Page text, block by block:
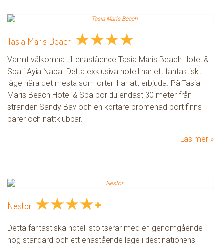
Tasia Maris Beach ★★★★
Varmt välkomna till enastående Tasia Maris Beach Hotel &
Spa i Ayia Napa. Detta exklusiva hotell har ett fantastiskt
läge nära det mesta som orten har att erbjuda. På Tasia
Maris Beach Hotel & Spa bor du endast 30 meter från
stranden Sandy Bay och en kortare promenad bort finns
barer och nattklubbar.
Läs mer
Nestor ★★★★+
Detta fantastiska hotell stoltserar med en genomgående
hög standard och ett enastående läge i destinationens